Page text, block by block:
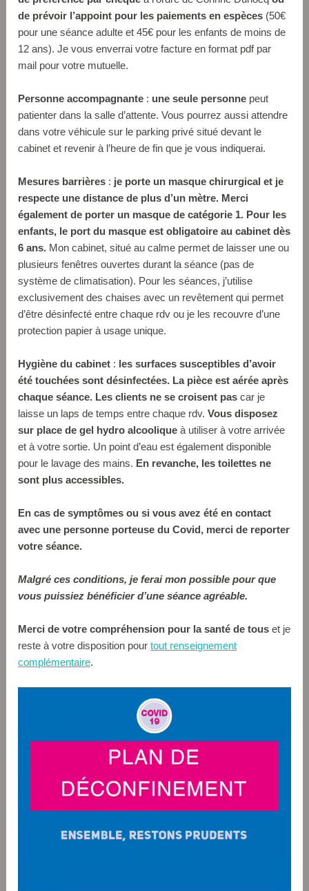
de prévoir l’appoint pour les paiements en espèces (50€
pour une séance adulte et 45€ pour les enfants de moins de
12 ans). Je vous enverrai votre facture en format pdf par
mail pour votre mutuelle.
Personne accompagnante : une seule personne peut
patienter dans la salle d’attente. Vous pourrez aussi attendre
dans votre véhicule sur le parking privé situé devant le
cabinet et revenir à l’heure de fin que je vous indiquerai.
Mesures barrières : je porte un masque chirurgical et je
respecte une distance de plus d’un mètre. Merci
également de porter un masque de catégorie 1. Pour les
enfants, le port du masque est obligatoire au cabinet dès
6 ans. Mon cabinet, situé au calme permet de laisser une ou
plusieurs fenêtres ouvertes durant la séance (pas de
système de climatisation). Pour les séances, j’utilise
exclusivement des chaises avec un revêtement qui permet
d’être désinfecté entre chaque rdv ou je les recouvre d’une
protection papier à usage unique.
Hygiène du cabinet : les surfaces susceptibles d’avoir
été touchées sont désinfectées. La pièce est aérée après
chaque séance. Les clients ne se croisent pas car je
laisse un laps de temps entre chaque rdv.Vous disposez
sur place de gel hydro alcoolique à utiliser à votre arrivée
et à votre sortie. Un point d’eau est également disponible
pour le lavage des mains. En revanche, les toilettes ne
sont plus accessibles.
En cas de symptômes ou si vous avez été en contact
avec une personne porteuse du Covid, merci de reporter
votre séance.
Malgré ces conditions, je ferai mon possible pour que
vous puissiez bénéficier d’une séance agréable.
Merci de votre compréhension pour la santé de tous et je
reste à votre disposition pourtout renseignement
complémentaire.